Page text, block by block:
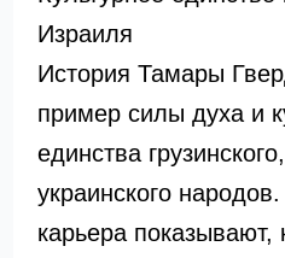
Израиля
История Тамары
пример силы духа и
единства
украинского
карьера показывают,